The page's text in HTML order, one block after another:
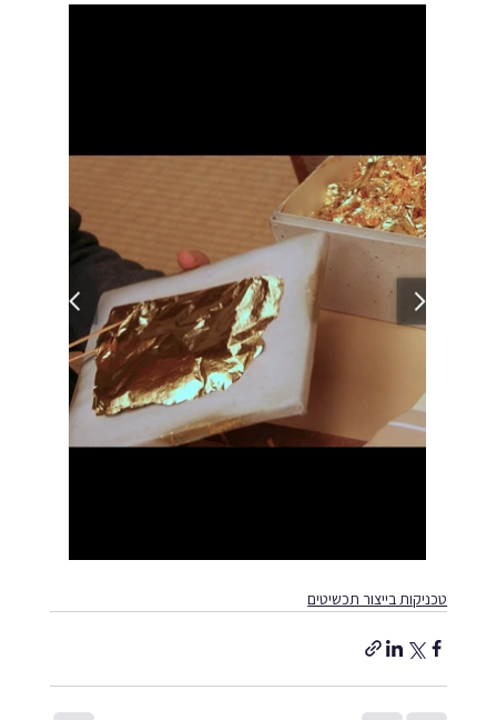
טכניקות בייצור תכשיטים